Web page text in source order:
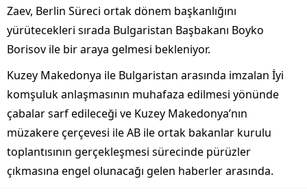
Zaev, Berlin Süreci ortak dönem başkanlığını
yürütecekleri sırada Bulgaristan Başbakanı Boyko
Borisov ile bir araya gelmesi bekleniyor.
Kuzey Makedonya ile Bulgaristan arasında imzalan İyi
komşuluk anlaşmasının muhafaza edilmesi yönünde
çabalar sarf edileceği ve Kuzey Makedonya’nın
müzakere çerçevesi ile AB ile ortak bakanlar kurulu
toplantısının gerçekleşmesi sürecinde pürüzler
çıkmasına engel olunacağı gelen haberler arasında.